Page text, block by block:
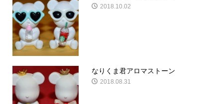
2018.10.02
なりくま君アロマストーン
2018.08.31